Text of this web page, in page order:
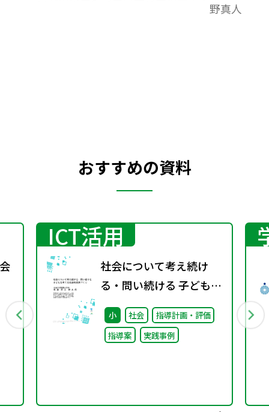
科書の授業課題をもとにした作文記入欄，
野真人
おすすめの資料
ICT活用
社会について考え続け
る・問い続ける 子どもを
育てる社会科授業づくり
小 社会
指導計画・評価
指導案
実践事例